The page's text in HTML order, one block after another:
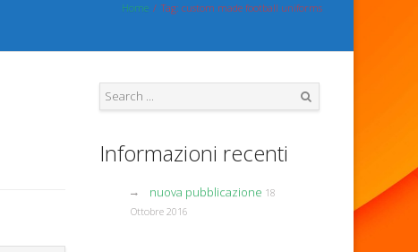
Home Tag: custom made football uniforms
Informazioni recenti
nuova pubblicazione 18
Ottobre 2016